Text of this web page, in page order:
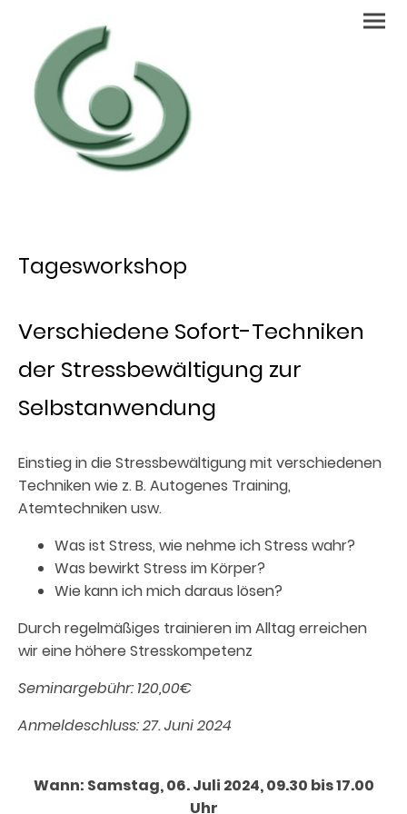
Tagesworkshop
Verschiedene Sofort-Techniken
der Stressbewältigung zur
Selbstanwendung
Einstieg in die Stressbewältigung mit verschiedenen
Techniken wie z. B. Autogenes Training,
Atemtechniken usw.
Was ist Stress, wie nehme ich Stress wahr?
Was bewirkt Stress im Körper?
Wie kann ich mich daraus lösen?
Durch regelmäßiges trainieren im Alltag erreichen
wir eine höhere Stresskompetenz
Seminargebühr: 120,00€
Anmeldeschluss: 27. Juni 2024
Wann: Samstag, 06. Juli 2024, 09.30 bis 17.00
Uhr